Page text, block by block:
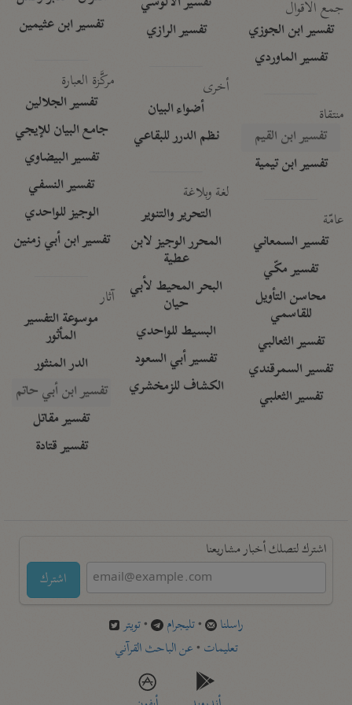
جمع الأقوال
تفسير ابن الجوزي
تفسير الماوردي
منتقاة
تفسير ابن القيم
تفسير ابن تيمية
عامّة
تفسير السمعاني
تفسير مكّي
محاسن التأويل
للقاسمي
تفسير الثعالبي
تفسير السمرقندي
تفسير الثعلبي
تفسير الرازي
أخرى
أضواء البيان
نظم الدرر للبقاعي
لغة وبلاغة
التحرير والتنوير
المحرر الوجيز لابن
عطية
البحر المحيط لأبي
حيان
البسيط للواحدي
تفسير أبي السعود
الكشاف للزمخشري
تفسير ابن عثيمين
مركَّزة العبارة
تفسير الجلالين
جامع البيان للإيجي
تفسير البيضاوي
تفسير النسفي
الوجيز للواحدي
تفسير ابن أبي زمنين
آثار
موسوعة التفسير
المأثور
الدر المنثور
تفسير ابن أبي حاتم
تفسير مقاتل
تفسير قتادة
اشترك لتصلك أخبار مشاريعنا
اشترك
راسلنا •تليجرام •تويتر
تعليمات •عن الباحث القرآني